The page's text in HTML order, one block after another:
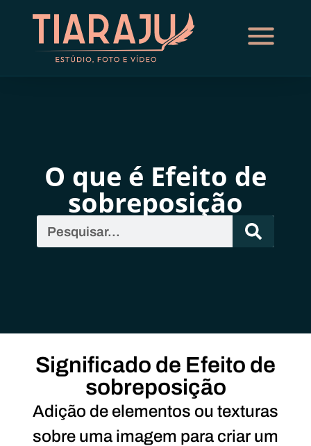
O que é Efeito de
sobreposição
Significado de Efeito de
sobreposição
Adição de elementos ou texturas
sobre uma imagem para criar um